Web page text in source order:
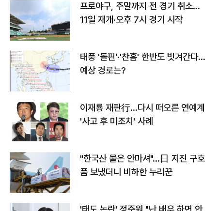
프로야구, 주말까지 전 경기 취소…
11일 재개·오후 7시 경기 시작
태풍 '돌핀'·'찬홈' 한반도 빗겨간다…
예상 경로는?
이재룡 재판行…다시 떠오른 연예계
'사고 후 미조치' 사례
"한국산 물은 안마셔"…日 지진 구호
품 보냈더니 비하한 누리꾼